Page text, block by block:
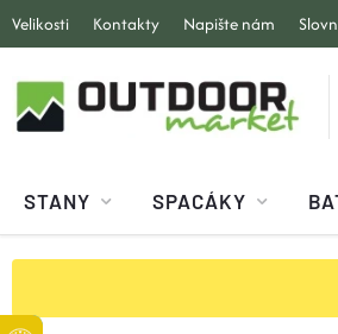
Přejít
na
obsah
Velikosti Kontakty Napište nám
STANY SPACÁKY